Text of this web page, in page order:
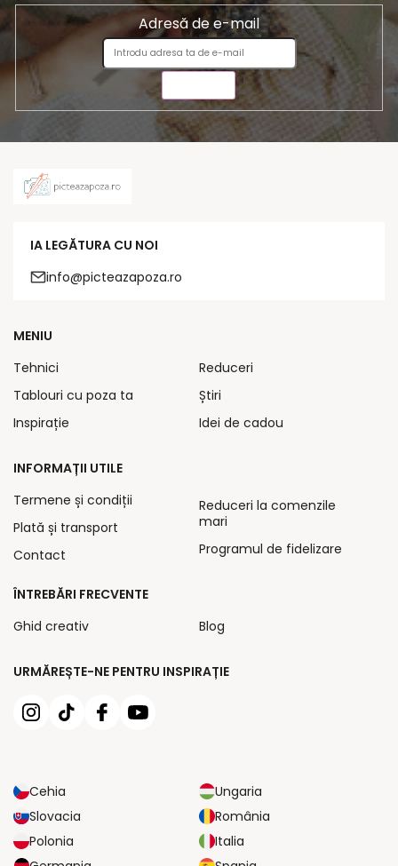
Adresă de e-mail
IA LEGĂTURA CU NOI
info@picteazapoza.ro
URMĂREȘTE-NE PENTRU INSPIRAȚIE
Cehia
Ungaria
Slovacia
România
Polonia
Italia
MENIU
Tehnici
Tablouri cu poza ta
Inspirație
Reduceri
Știri
Idei de cadou
INFORMAȚII UTILE
Termene și condiții
Plată și transport
Contact
Reduceri la comenzile
mari
Programul de fidelizare
ÎNTREBĂRI FRECVENTE
Ghid creativ
Blog